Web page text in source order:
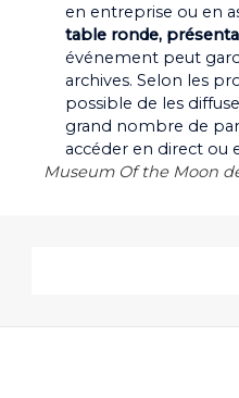
en entreprise ou en
table ronde,
événement peut
archives. Selon les
possible de les
grand nombre de
accéder en direct ou
Museum Of the Moon